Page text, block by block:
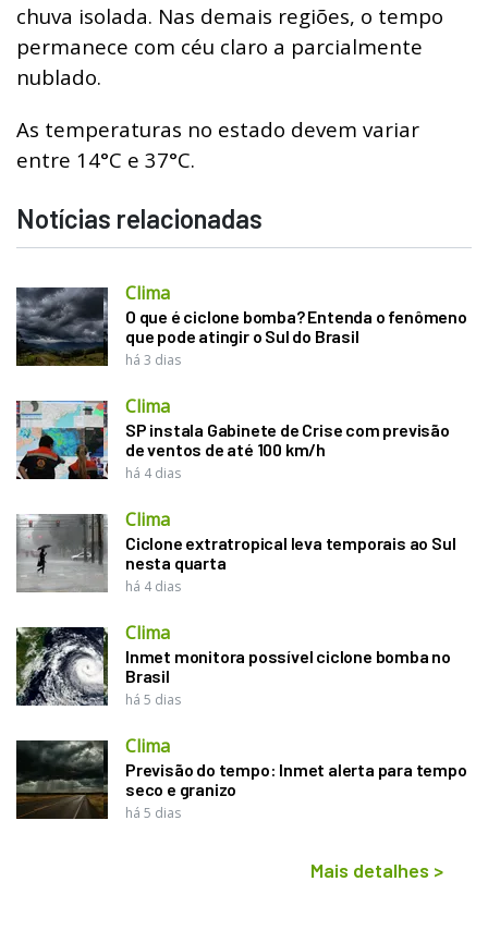
chuva isolada. Nas demais regiões, o tempo
permanece com céu claro a parcialmente
nublado.
As temperaturas no estado devem variar
entre 14°C e 37°C.
Notícias relacionadas
Clima
O que é ciclone bomba? Entenda o fenômeno
que pode atingir o Sul do Brasil
há 3 dias
Clima
SP instala Gabinete de Crise com previsão
de ventos de até 100 km/h
há 4 dias
Clima
Ciclone extratropical leva temporais ao Sul
nesta quarta
há 4 dias
Clima
Inmet monitora possível ciclone bomba no
Brasil
há 5 dias
Clima
Previsão do tempo: Inmet alerta para tempo
seco e granizo
há 5 dias
Mais detalhes >